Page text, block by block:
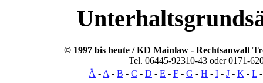
© 1997 bis heute / KD Mainlaw - Rechtsanwalt
Tel. 06445-92310-43 oder 0171-
Ä - A - B - C - D - E - F - G - H - I - J - K - L